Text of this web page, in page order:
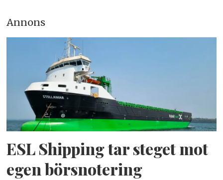
Annons
ESL Shipping tar steget mot
egen börsnotering